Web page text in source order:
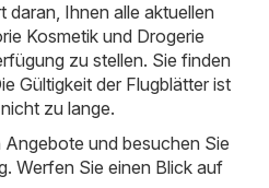
daran, Ihnen alle aktuellen
Kosmetik und Drogerie
zu stellen. Sie finden
Gültigkeit der Flugblätter ist
zu lange.
und besuchen Sie
Werfen Sie einen Blick auf